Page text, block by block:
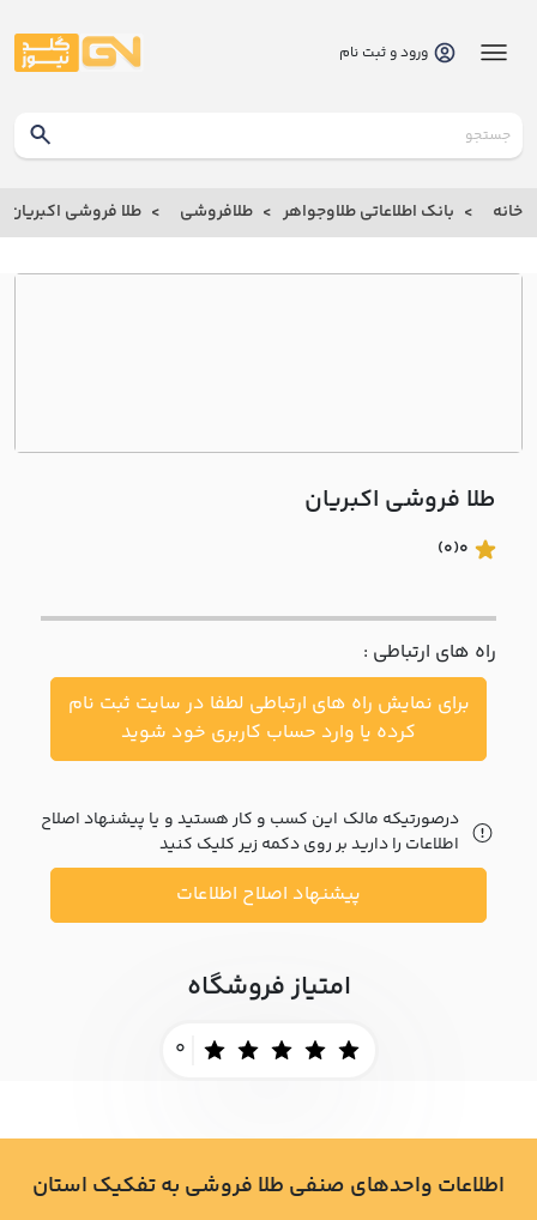
بانک
بانک
اطلاعاتی
درباره
با ما
اخبار
پرسش
متداول
همکاری
ورود و ثبت نام
خانه بانک اطلاعاتی طلاوجواهر طلافروشی طلا فروشی اکبريان
طلا فروشی اکبريان
0
(0)
راه های ارتباطی :
برای نمایش راه های ارتباطی لطفا در سایت ثبت نام
کرده یا وارد حساب کاربری خود شوید
درصورتیکه مالک این کسب و کار هستید و یا پیشنهاد اصلاح
اطلاعات را دارید بر روی دکمه زیر کلیک کنید
پیشنهاد اصلاح اطلاعات
امتیاز فروشگاه
0
اطلاعات واحدهای صنفی طلا فروشی به تفکیک استان